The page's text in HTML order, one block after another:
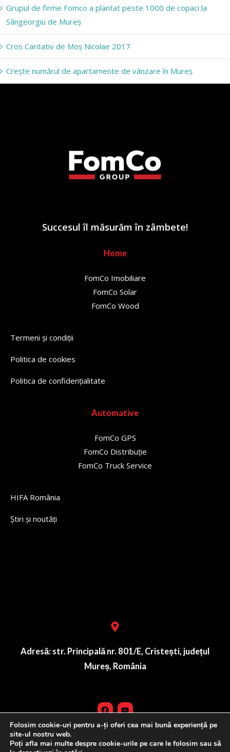
Grupul de firme Fomco a plantat peste 1000 de copaci la
Sângeorgiu de Mureș
Cros Caritativ de Moș Nicolae 2017
Crește numărul de apartamente de vânzare în Mureș
Succesul îl măsurăm în zâmbete!
Home
FomCo Imobiliare
FomCo Solar
FomCo Wood
Termeni și condiții
Politica de cookies
Politica de confidențialitate
Automative
FomCo GPS
FomCo Distribuție
FomCo Truck Service
HIFA România
Știri și noutăți
Adresă: str. Principală nr. 801/E, Cristești, județul
Mureș, România
© 2024 FomCo Group • Toate drepturile rezervate
Folosim cookie-uri pentru a-ți oferi cea mai bună experiență pe
site-ul nostru web.
Poți afla mai multe despre cookie-urile pe care le folosim sau să